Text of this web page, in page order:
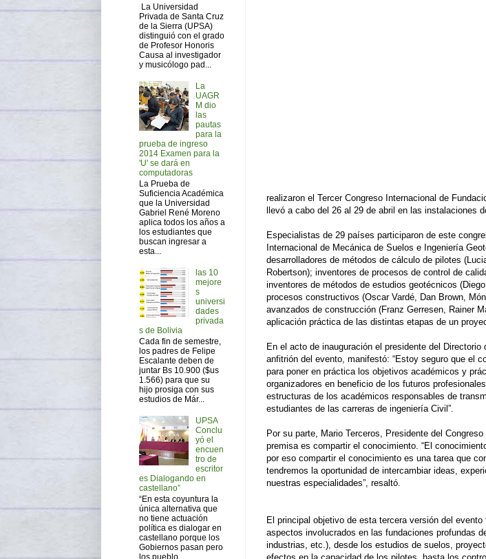
realizaron el Tercer Congreso Internacional de
llevó a cabo del 26 al 29 de abril en las instalaciones
Especialistas de 29 países participaron de este
Internacional de Mecánica de Suelos e Ingeniería
desarrolladores de métodos de cálculo de pilotes
Robertson); inventores de procesos de control de
inventores de métodos de estudios geotécnicos
procesos constructivos (Oscar Vardé, Dan Brown,
avanzados de construcción (Franz Gerresen, Rainer
aplicación práctica de las distintas etapas de un
En el acto de inauguración el presidente del
anfitrión del evento, manifestó: “Estoy seguro que el
para poner en práctica los objetivos académicos y
organizadores en beneficio de los futuros
estructuras de los académicos responsables de
estudiantes de las carreras de ingeniería Civil”.
Por su parte, Mario Terceros, Presidente del
premisa es compartir el conocimiento. “El
por eso compartir el conocimiento es una tarea que
tendremos la oportunidad de intercambiar ideas,
nuestras especialidades”, resaltó.
El principal objetivo de esta tercera versión del
aspectos involucrados en las fundaciones profundas
industrias, etc.), desde los estudios de suelos,
La Universidad
Privada de Santa Cruz
de la Sierra (UPSA)
distinguió con el grado
de Profesor Honoris
Causa al investigador
y musicólogo pad...
La
UAGR
M dio
las
pautas
para la
prueba de ingreso
2014 Examen para la
'U' se dará en
computadoras
La Prueba de
Suficiencia Académica
que la Universidad
Gabriel René Moreno
aplica todos los años a
los estudiantes que
buscan ingresar a
esta...
las 10
mejore
s
universi
dades
privada
s de Bolivia
Cada fin de semestre,
los padres de Felipe
Escalante deben de
juntar Bs 10.900 ($us
1.566) para que su
hijo prosiga con sus
estudios de Már...
UPSA
Conclu
yó el
encuen
tro de
escritor
es Dialogando en
castellano”
“En esta coyuntura la
única alternativa que
no tiene actuación
política es dialogar en
castellano porque los
Gobiernos pasan pero